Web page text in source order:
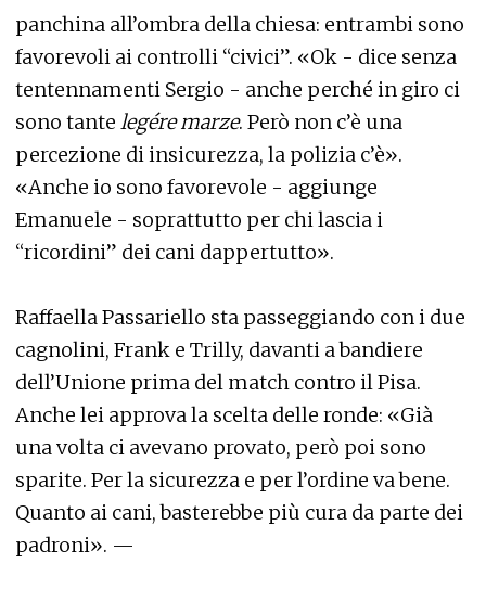
panchina all’ombra della chiesa: entrambi sono
favorevoli ai controlli “civici”. «Ok - dice senza
tentennamenti Sergio - anche perché in giro ci
sono tante legére marze. Però non c’è una
percezione di insicurezza, la polizia c’è».
«Anche io sono favorevole - aggiunge
Emanuele - soprattutto per chi lascia i
“ricordini” dei cani dappertutto».
Raffaella Passariello sta passeggiando con i due
cagnolini, Frank e Trilly, davanti a bandiere
dell’Unione prima del match contro il Pisa.
Anche lei approva la scelta delle ronde: «Già
una volta ci avevano provato, però poi sono
sparite. Per la sicurezza e per l’ordine va bene.
Quanto ai cani, basterebbe più cura da parte dei
padroni». —